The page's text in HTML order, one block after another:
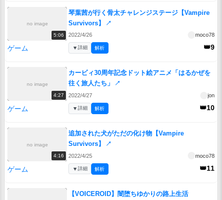
no image
5:06
琴葉茜が行く骨太チャレンジステージ【Vampire
Survivors】
↗
2022/4/26 moco78
ゲーム 👑9
▼詳細 解析
no image
4:27
カービィ30周年記念ドット絵アニメ「はるかぜを
往く旅人たち」
↗
2022/4/27 jon
ゲーム 👑10
▼詳細 解析
no image
4:16
追加された犬がただの化け物【Vampire
Survivors】
↗
2022/4/25 moco78
ゲーム 👑11
▼詳細 解析
【VOICEROID】闇堕ちゆかりの路上生活